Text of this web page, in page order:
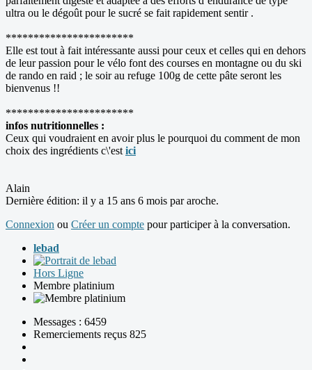
ultra ou le dégoût pour le sucré se fait rapidement sentir .
***********************
Elle est tout à fait intéressante aussi pour ceux et celles qui en dehors
de leur passion pour le vélo font des courses en montagne ou du ski
de rando en raid ; le soir au refuge 100g de cette pâte seront les
bienvenus !!
***********************
infos nutritionnelles :
Ceux qui voudraient en avoir plus le pourquoi du comment de mon
choix des ingrédients c\'est ici
Alain
Dernière édition: il y a 15 ans 6 mois pararoche.
Connexion ou Créer un compte pour participer à la conversation.
lebad
Hors Ligne
Membre platinium
Messages : 6459
Remerciements reçus 825